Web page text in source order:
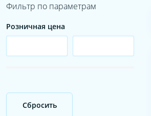
Фильтр по параметрам
Розничная цена
Сбросить